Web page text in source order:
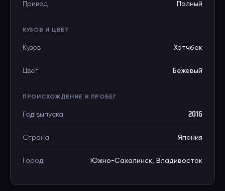
Привод Полный
КУЗОВ И ЦВЕТ
Кузов Хэтчбек
Цвет Бежевый
ПРОИСХОЖДЕНИЕ И ПРОБЕГ
Год выпуска 2016
Страна Япония
Город Южно-Сахалинск, Владивосток